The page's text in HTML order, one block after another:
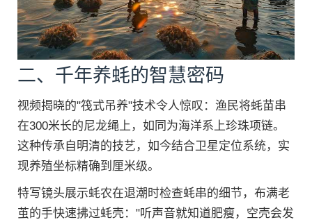
二、千年养蚝的智慧密码
视频揭晓的"筏式吊养"技术令人惊叹：渔民将蚝苗串
在300米长的尼龙绳上，如同为海洋系上珍珠项链。
这种传承自明清的技艺，如今结合卫星定位系统，实
现养殖坐标精确到厘米级。
特写镜头展示蚝农在退潮时检查蚝串的细节，布满老
茧的手快速拂过蚝壳："听声音就知道肥瘦，空壳会发